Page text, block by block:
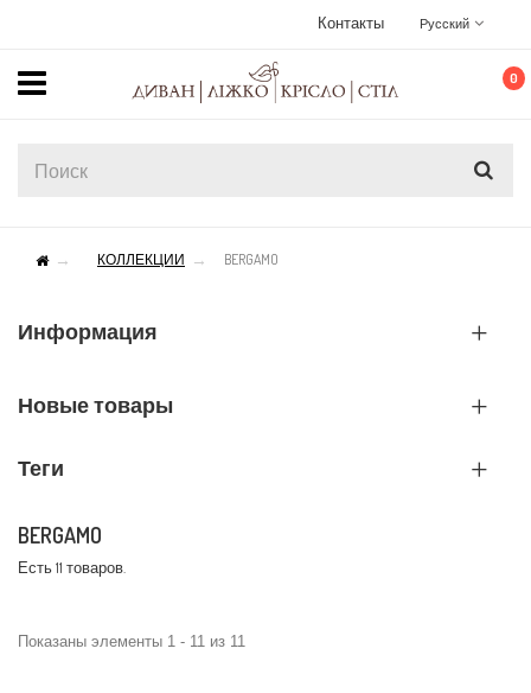
Русский
Контакты
0
КОЛЛЕКЦИИ BERGAMO
Информация
Новые товары
Теги
BERGAMO
Есть 11 товаров.
Показаны элементы 1 - 11 из 11